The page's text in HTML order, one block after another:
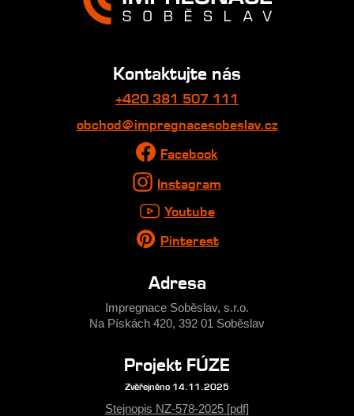
Kontaktujte nás
+420 381 507 111
obchod@impregnacesobeslav.cz
Facebook
Instagram
Youtube
Pinterest
Adresa
Impregnace Soběslav, s.r.o.
Na Pískách 420, 392 01 Soběslav
Projekt FÚZE
Zvěřejněno 14.11.2025
Stejnopis NZ-578-2025 [pdf]